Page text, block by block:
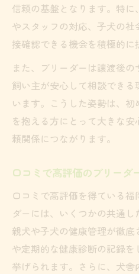
信頼の基盤となります。特に
やスタッフの対応、子犬の
接確認できる機会を積極的に
また、ブリーダーは譲渡後の
飼い主が安心して相談でき
います。こうした姿勢は、
を抱える方にとって大きな
頼関係につながります。
口コミで高評価のブリーダ
口コミで高評価を得ている
ダーには、いくつかの共通し
親犬や子犬の健康管理が徹
や定期的な健康診断の記録
挙げられます。さらに、犬舎